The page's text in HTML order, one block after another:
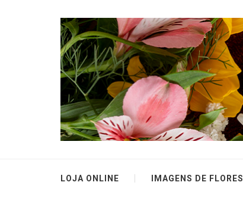
LOJA ONLINE IMAGENS DE FLORES